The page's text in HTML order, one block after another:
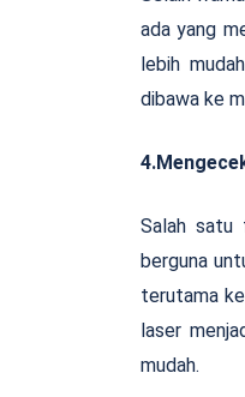
ada yang
lebih
dibawa ke
Salah satu
berguna
terutama
laser
mudah.